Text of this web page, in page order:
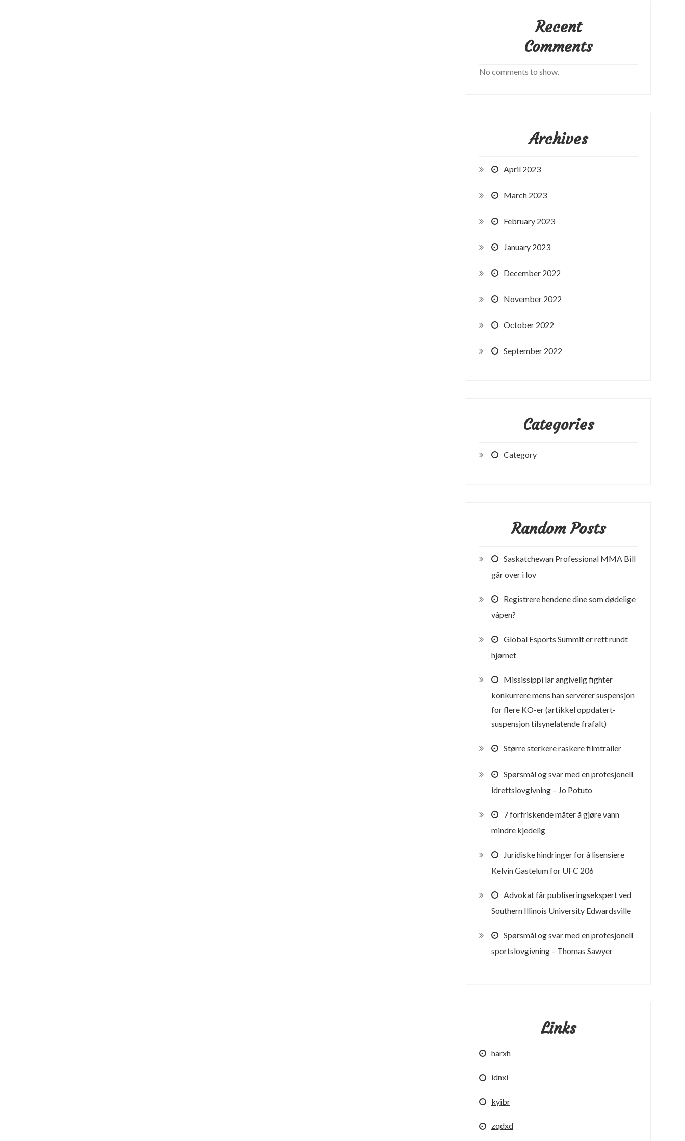
Recent
Comments
No comments to show.
Archives
April 2023
March 2023
February 2023
January 2023
December 2022
November 2022
October 2022
September 2022
Categories
Category
Random Posts
Saskatchewan Professional MMA Bill
går over i lov
Registrere hendene dine som dødelige
våpen?
Global Esports Summit er rett rundt
hjørnet
Mississippi lar angivelig fighter
konkurrere mens han serverer suspensjon
for flere KO-er (artikkel oppdatert-
suspensjon tilsynelatende frafalt)
Større sterkere raskere filmtrailer
Spørsmål og svar med en profesjonell
idrettslovgivning – Jo Potuto
7 forfriskende måter å gjøre vann
mindre kjedelig
Juridiske hindringer for å lisensiere
Kelvin Gastelum for UFC 206
Advokat får publiseringsekspert ved
Southern Illinois University Edwardsville
Spørsmål og svar med en profesjonell
sportslovgivning – Thomas Sawyer
Links
harxh
idnxi
kyibr
zqdxd